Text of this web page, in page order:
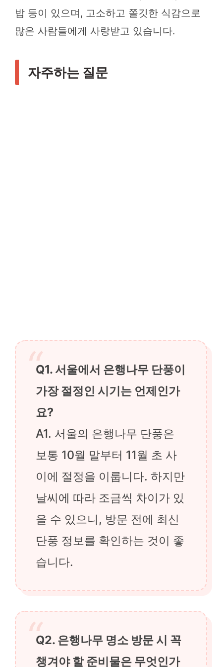
밥 등이 있으며, 고소하고 쫄깃한 식감으로
많은 사람들에게 사랑받고 있습니다.
자주하는 질문
Q1. 서울에서 은행나무 단풍이
가장 절정인 시기는 언제인가
요?
A1. 서울의 은행나무 단풍은
보통 10월 말부터 11월 초 사
이에 절정을 이룹니다. 하지만
날씨에 따라 조금씩 차이가 있
을 수 있으니, 방문 전에 최신
단풍 정보를 확인하는 것이 좋
습니다.
Q2. 은행나무 명소 방문 시 꼭
챙겨야 할 준비물은 무엇인가